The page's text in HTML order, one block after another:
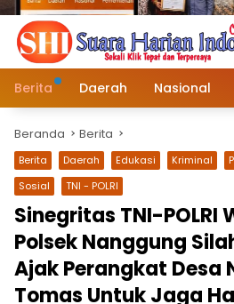
Berita Daerah Nasional
Beranda Berita
Berita Daerah Edukasi Kriminal
Sosial
TNI - POLRI
Sinegritas TNI-POLRI
Polsek Nanggung
Ajak Perangkat Desa
Tomas Untuk Jaga